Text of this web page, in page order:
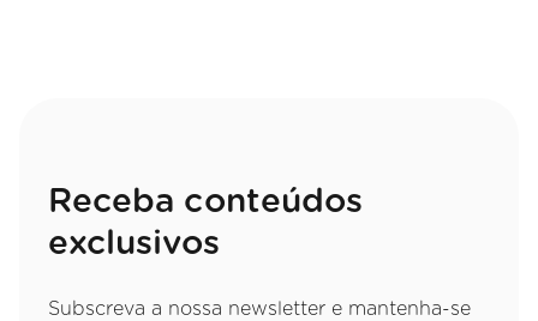
Receba conteúdos
exclusivos
Subscreva a nossa newsletter e mantenha-se